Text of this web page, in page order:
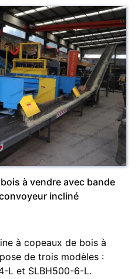
à vendre avec bande
incliné
à copeaux de bois à
de trois modèles :
L et SLBH500-6-L.